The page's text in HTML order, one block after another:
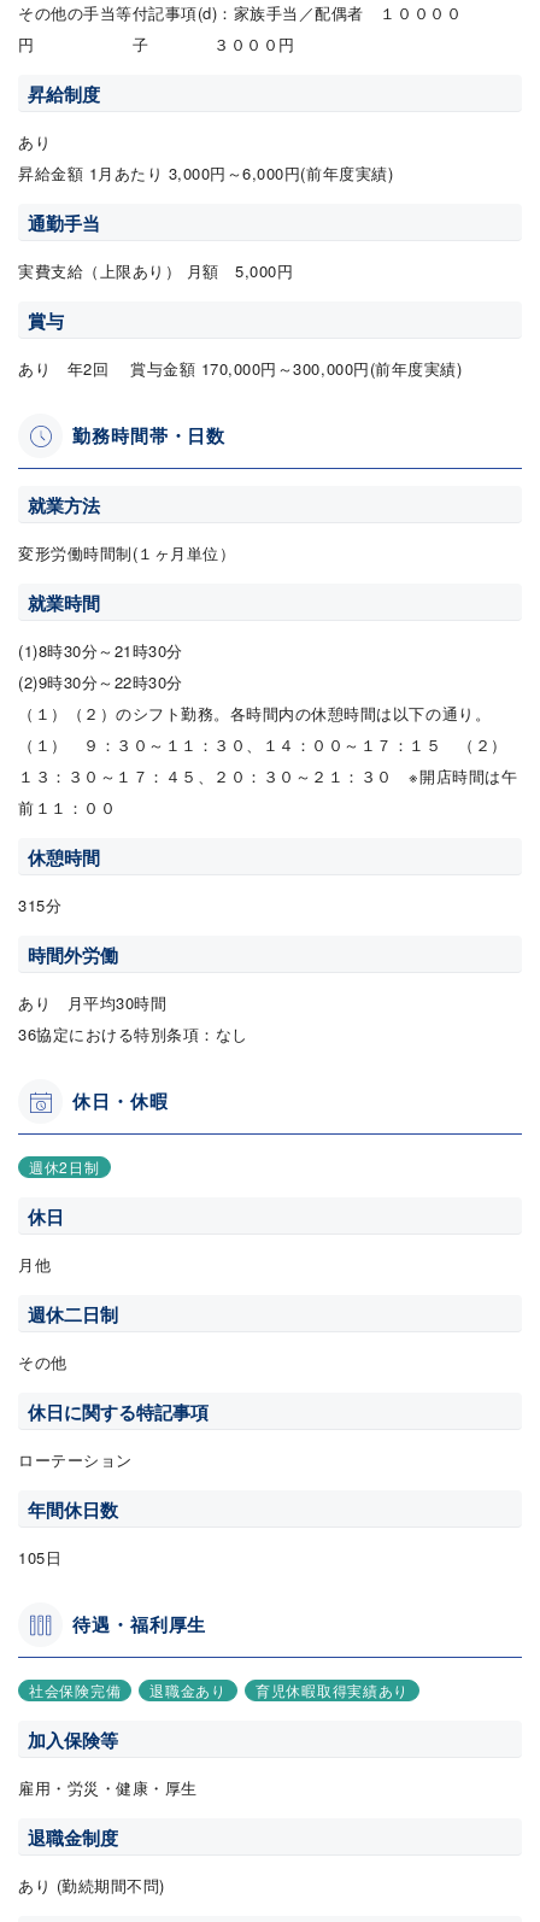
その他の手当等付記事項(d)：家族手当／配偶者 １００００
円 子 ３０００円
昇給制度
あり
昇給金額 1月あたり 3,000円～6,000円(前年度実績)
通勤手当
実費支給（上限あり） 月額 5,000円
賞与
あり 年2回 賞与金額 170,000円～300,000円(前年度実績)
勤務時間帯・日数
就業方法
変形労働時間制(１ヶ月単位）
就業時間
(1)8時30分～21時30分
(2)9時30分～22時30分
（１）（２）のシフト勤務。各時間内の休憩時間は以下の通り。
（１） ９：３０～１１：３０、１４：００～１７：１５ （２）
１３：３０～１７：４５、２０：３０～２１：３０ ※開店時間は午
前１１：００
休憩時間
315分
時間外労働
あり 月平均30時間
36協定における特別条項：なし
休日・休暇
週休2日制
休日
月他
週休二日制
その他
休日に関する特記事項
ローテーション
年間休日数
105日
待遇・福利厚生
社会保険完備 退職金あり 育児休暇取得実績あり
加入保険等
雇用・労災・健康・厚生
退職金制度
あり (勤続期間不問)